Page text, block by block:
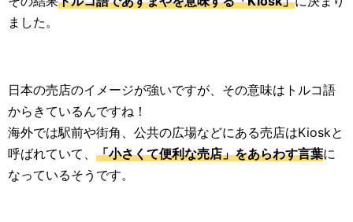
ました。
日本の売店のイメージが強いですが、その意味はトルコ語
からきているんですね！
海外では駅前や街角、公共の広場などにある売店はKioskと
呼ばれていて、 「小さくて便利な売店」をあらわす言葉に
なっているそうです。